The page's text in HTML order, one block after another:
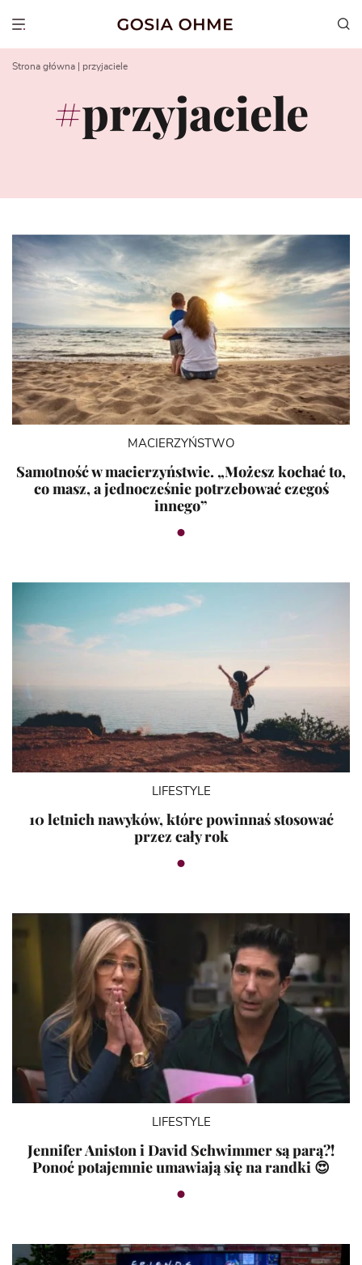
Show menu
Strona główna przyjaciele
przyjaciele
MACIERZYŃSTWO
Samotność w macierzyństwie. „Możesz kochać to,
co masz, a jednocześnie potrzebować czegoś
innego”
LIFESTYLE
10 letnich nawyków, które powinnaś stosować
przez cały rok
LIFESTYLE
Jennifer Aniston i David Schwimmer są parą?!
Ponoć potajemnie umawiają się na randki 😍